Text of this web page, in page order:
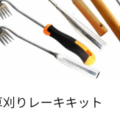
りレーキキット